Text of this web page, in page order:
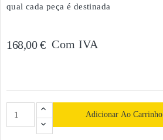
qual cada peça é destinada
168,00 € Com IVA
Adicionar Ao Carrinho